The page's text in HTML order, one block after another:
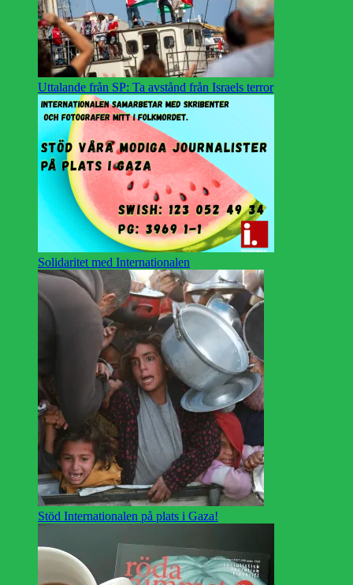
Uttalande från SP: Ta avstånd från Israels terror
Solidaritet med Internationalen
Stöd Internationalen på plats i Gaza!